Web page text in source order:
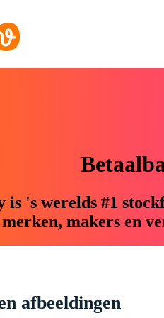
is 's werelds #1
makers en
afbeeldingen